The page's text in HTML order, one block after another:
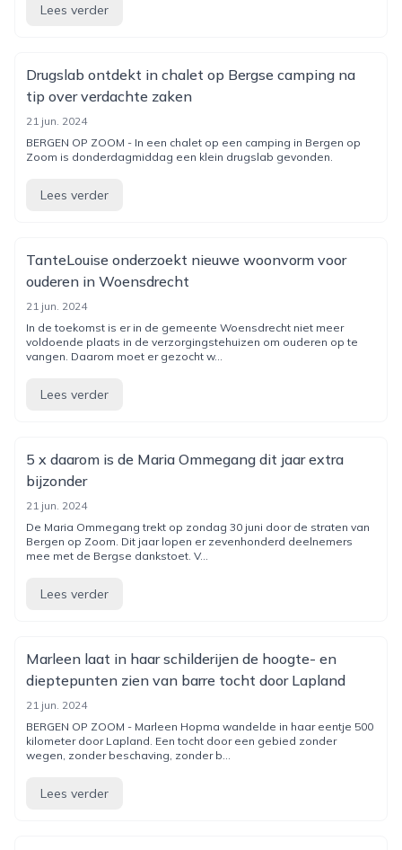
Lees verder
Drugslab ontdekt in chalet op Bergse camping na
tip over verdachte zaken
21 jun. 2024
BERGEN OP ZOOM - In een chalet op een camping in Bergen op
Zoom is donderdagmiddag een klein drugslab gevonden.
Lees verder
TanteLouise onderzoekt nieuwe woonvorm voor
ouderen in Woensdrecht
21 jun. 2024
In de toekomst is er in de gemeente Woensdrecht niet meer
voldoende plaats in de verzorgingstehuizen om ouderen op te
vangen. Daarom moet er gezocht w...
Lees verder
5 x daarom is de Maria Ommegang dit jaar extra
bijzonder
21 jun. 2024
De Maria Ommegang trekt op zondag 30 juni door de straten van
Bergen op Zoom. Dit jaar lopen er zevenhonderd deelnemers
mee met de Bergse dankstoet. V...
Lees verder
Marleen laat in haar schilderijen de hoogte- en
dieptepunten zien van barre tocht door Lapland
21 jun. 2024
BERGEN OP ZOOM - Marleen Hopma wandelde in haar eentje 500
kilometer door Lapland. Een tocht door een gebied zonder
wegen, zonder beschaving, zonder b...
Lees verder